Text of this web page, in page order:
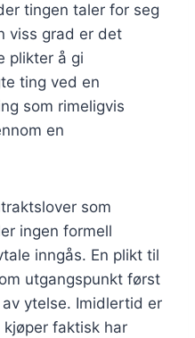
tingen taler for seg
viss grad er det
plikter å gi
ting ved en
som rimeligvis
en
som
ingen formell
inngås. En plikt til
utgangspunkt først
ytelse. Imidlertid er
faktisk har